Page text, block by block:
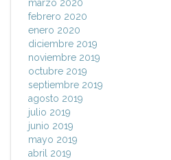
marzo 2020
febrero 2020
enero 2020
diciembre 2019
noviembre 2019
octubre 2019
septiembre 2019
agosto 2019
julio 2019
junio 2019
mayo 2019
abril 2019